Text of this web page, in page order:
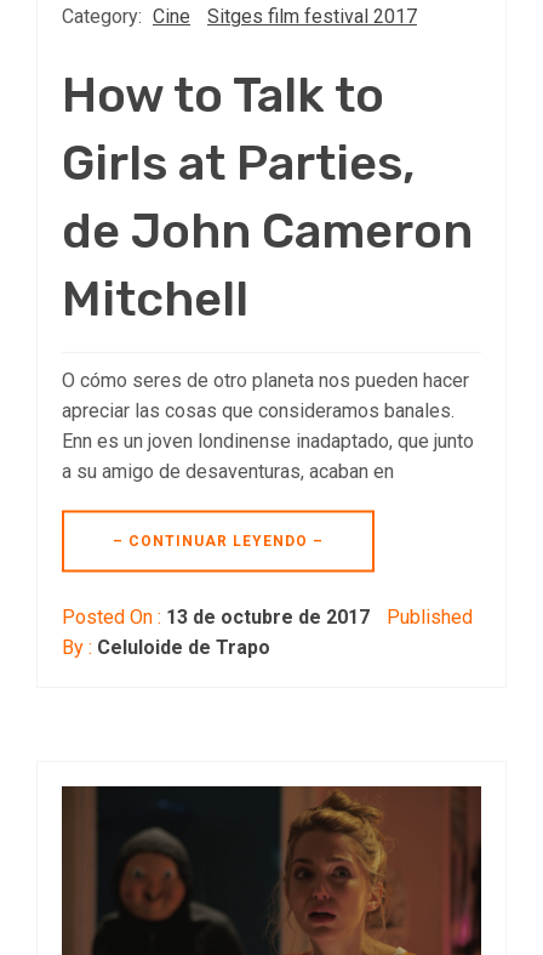
Category: Cine Sitges film festival 2017
How to Talk to
Girls at Parties,
de John Cameron
Mitchell
O cómo seres de otro planeta nos pueden hacer
apreciar las cosas que consideramos banales.
Enn es un joven londinense inadaptado, que junto
a su amigo de desaventuras, acaban en
– CONTINUAR LEYENDO –
Posted On : 13 de octubre de 2017
Published
By : Celuloide de Trapo